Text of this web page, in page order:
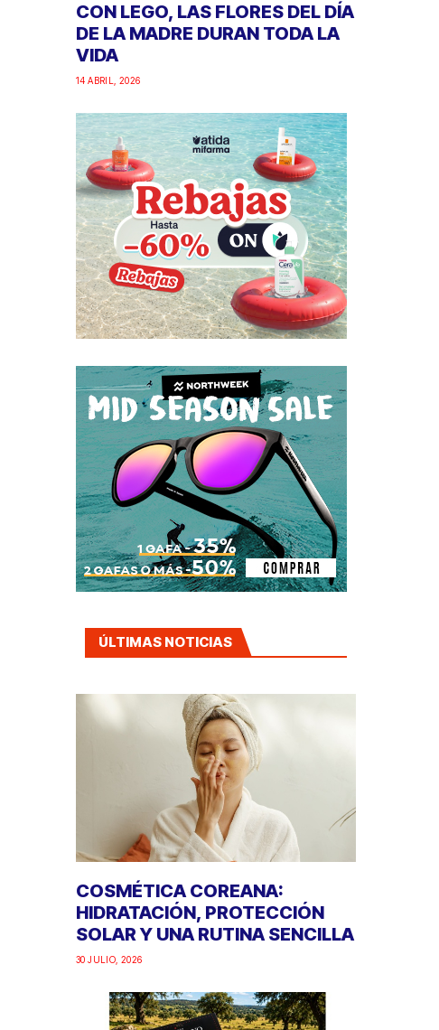
CON LEGO, LAS FLORES DEL DÍA
DE LA MADRE DURAN TODA LA
VIDA
14 ABRIL, 2026
ÚLTIMAS NOTICIAS
COSMÉTICA COREANA:
HIDRATACIÓN, PROTECCIÓN
SOLAR Y UNA RUTINA SENCILLA
30 JULIO, 2026